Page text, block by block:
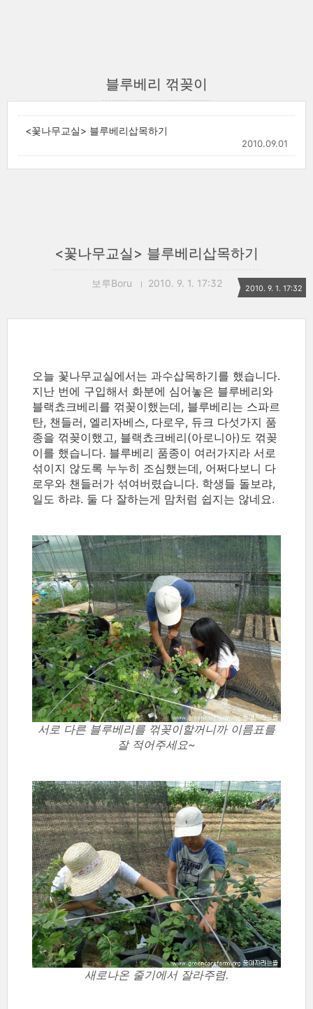
블루베리 꺾꽂이
<꽃나무교실> 블루베리삽목하기
2010.09.01
<꽃나무교실> 블루베리삽목하기
보루Boru 2010. 9. 1. 17:32 2010. 9. 1. 17:32
오늘 꽃나무교실에서는 과수삽목하기를 했습니다.
지난 번에 구입해서 화분에 심어놓은 블루베리와
블랙쵸크베리를 꺾꽂이했는데, 블루베리는 스파르
탄, 챈들러, 엘리자베스, 다로우, 듀크 다섯가지 품
종을 꺾꽂이했고, 블랙쵸크베리(아로니아)도 꺾꽂
이를 했습니다. 블루베리 품종이 여러가지라 서로
섞이지 않도록 누누히 조심했는데, 어쩌다보니 다
로우와 챈들러가 섞여버렸습니다. 학생들 돌보랴,
일도 하랴. 둘 다 잘하는게 맘처럼 쉽지는 않네요.
서로 다른 블루베리를 꺾꽂이할꺼니까 이름표를
잘 적어주세요~
새로나온 줄기에서 잘라주렴.